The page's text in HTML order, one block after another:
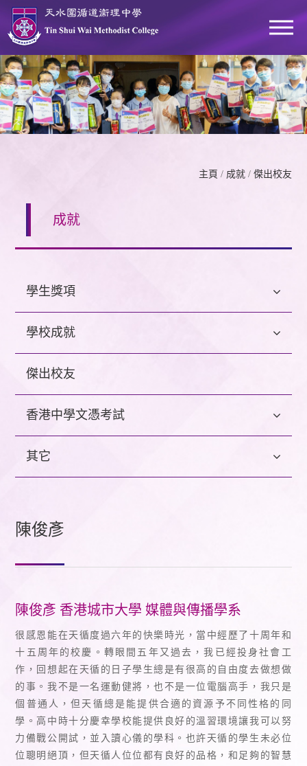
主頁 / 成就 / 傑出校友
成就
學生獎項
學校成就
傑出校友
香港中學文憑考試
其它
陳俊彥
陳俊彥 香港城市大學 媒體與傳播學系
很感恩能在天循度過六年的快樂時光，當中經歷了十周年和
十五周年的校慶。轉眼間五年又過去，我已經投身社會工
作，回想起在天循的日子學生總是有很高的自由度去做想做
的事。我不是一名運動健將，也不是一位電腦高手，我只是
個普通人，但天循總是能提供合適的資源予不同性格的同
學。高中時十分慶幸學校能提供良好的溫習環境讓我可以努
力備戰公開試，並入讀心儀的學科。也許天循的學生未必位
位聰明絕頂，但天循人位位都有良好的品格，和足夠的智慧